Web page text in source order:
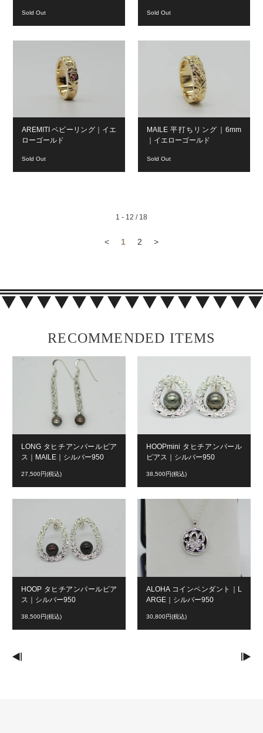
Sold Out Sold Out
AREMITI ベビーリング｜イエ
ローゴールド
Sold Out
MAILE 平打ちリング｜6mm
｜イエローゴールド
Sold Out
1 - 12 / 18
< 1 2 >
RECOMMENDED ITEMS
LONG タヒチアンパールピア
ス｜MAILE｜シルバー950
27,500円(税込)
HOOP タヒチアンパールピア
ス｜シルバー950
38,500円(税込)
HOOPmini タヒチアンパール
ピアス｜シルバー950
38,500円(税込)
ALOHA コインペンダント｜L
ARGE｜シルバー950
30,800円(税込)